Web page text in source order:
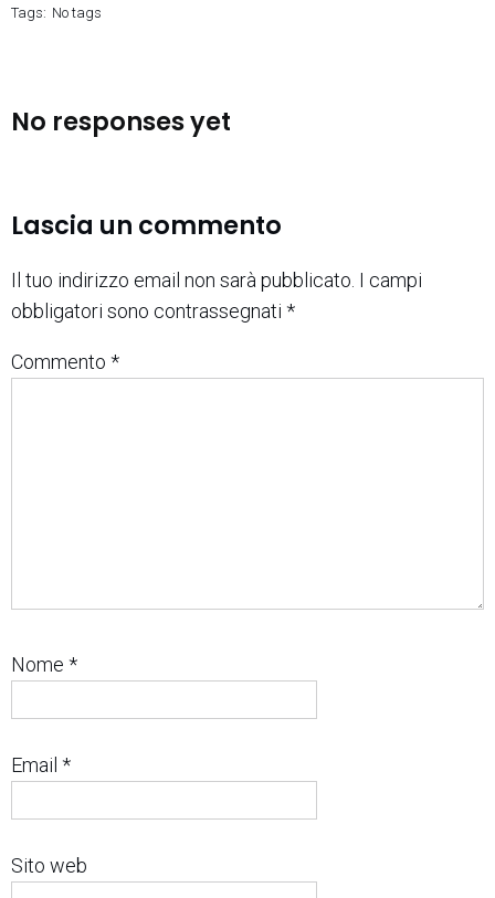
Tags: No tags
No responses yet
Lascia un commento
Il tuo indirizzo email non sarà pubblicato. I campi
obbligatori sono contrassegnati *
Commento *
Nome *
Email *
Sito web